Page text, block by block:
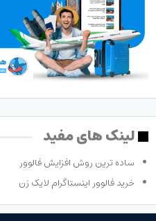
لینک های مفید
ساده ترین روش افزایش فالوور
خرید فالوور اینستاگرام لایک زن